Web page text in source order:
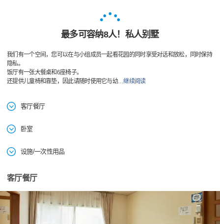
最多可容纳8人！私人别墅
我们有一个空间，您可以在与小组成员一起看花园的同时享受对话和放松，同时保持
隐私。
饭厅有一张大餐桌和6座椅子。
还提供儿童椅和靠垫，因此请随时使用它与幼…继续阅读
客厅餐厅
卧室
设施/一次性用品
客厅餐厅